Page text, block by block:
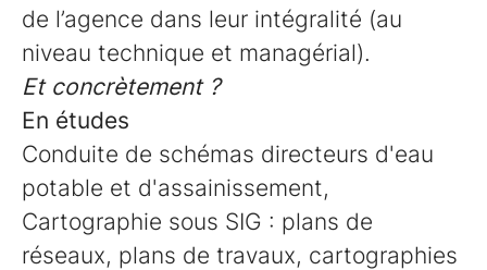
de l’agence dans leur intégralité (au
niveau technique et managérial).
Et concrètement ?
En études
Conduite de schémas directeurs d'eau
potable et d'assainissement,
Cartographie sous SIG : plans de
réseaux, plans de travaux, cartographies